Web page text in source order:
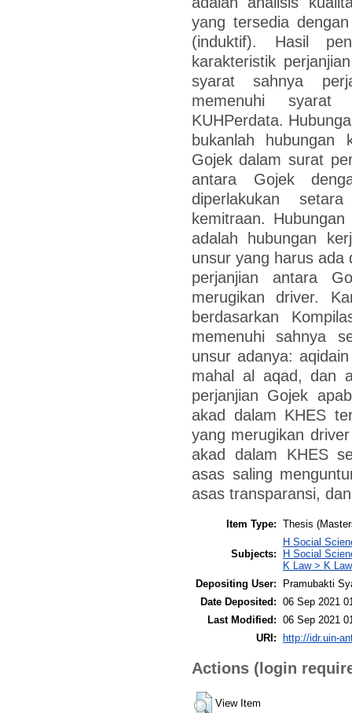
yang tersedia
(induktif). Hasil
karakteristik
syarat sahnya
memenuhi syarat
KUHPerdata.
bukanlah hubungan
Gojek dalam surat
antara Gojek
diperlakukan
kemitraan.
adalah hubungan
unsur yang harus ada
perjanjian antara
merugikan driver.
berdasarkan
memenuhi sahnya
unsur adanya:
mahal al aqad, dan
perjanjian Gojek
akad dalam KHES
yang merugikan
akad dalam KHES
asas saling
asas transparansi,
Item Type: Thesis
Subjects:
H Social
H Social
K Law > K
Depositing User:
Pramubakti
Date Deposited: 06 Sep 2021
Last Modified: 06 Sep 2021
URI: http://idr.uin-
Actions (login
View Item